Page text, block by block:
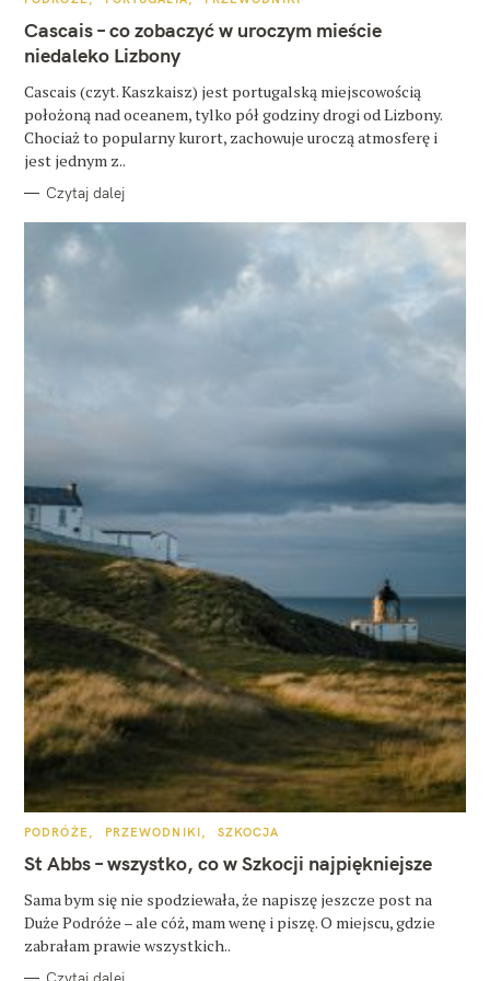
T
E
G
O
I
E
Cascais – co zobaczyć w uroczym mieście
niedaleko Lizbony
Cascais (czyt. Kaszkaisz) jest portugalską miejscowością
położoną nad oceanem, tylko pół godziny drogi od Lizbony.
Chociaż to popularny kurort, zachowuje uroczą atmosferę i
jest jednym z..
Czytaj dalej
K
T
E
O
R
I
PODRÓŻE PRZEWODNIKI SZKOCJA
St Abbs – wszystko, co w Szkocji najpiękniejsze
Sama bym się nie spodziewała, że napiszę jeszcze post na
Duże Podróże – ale cóż, mam wenę i piszę. O miejscu, gdzie
zabrałam prawie wszystkich..